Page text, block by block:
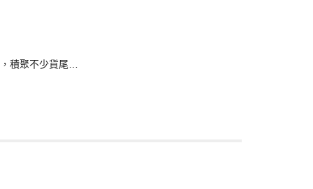
積聚不少貨尾…